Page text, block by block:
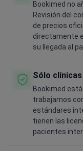
Bookimed no
Revisión del
de precios
directamente
su llegada al
Sólo
Bookimed
trabajamos
estándares
tienen las
pacientes